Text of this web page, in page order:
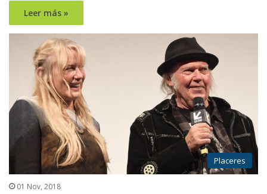
Leer más »
Placeres
01 Nov, 2018